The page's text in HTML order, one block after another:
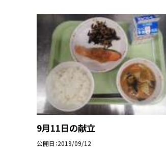
9月11日の献立
公開日 2019/09/12